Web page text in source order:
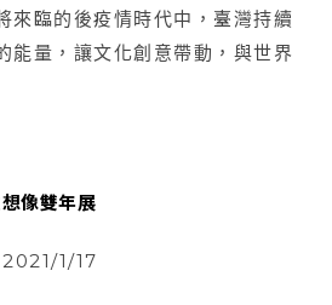
來臨的後疫情時代中，臺灣持續
能量，讓文化創意帶動，與世界
像雙年展
1/17